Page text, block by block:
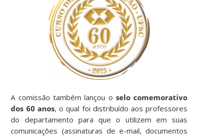
A comissão também lançou o selo comemorativo
dos 60 anos, o qual foi distribuído aos professores
do departamento para que o utilizem em suas
comunicações (assinaturas de e-mail, documentos